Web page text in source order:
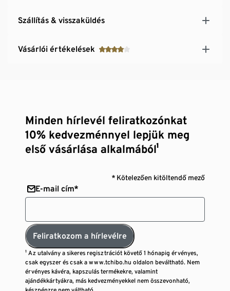
Szállítás & visszaküldés
Vásárlói értékelések
Minden hírlevél feliratkozónkat
10% kedvezménnyel lepjük meg
első vásárlása alkalmából¹
* Kötelezően kitöltendő mező
E-mail cím*
Feliratkozom a hírlevélre
¹ Az utalvány a sikeres regisztrációt követő 1 hónapig érvényes,
csak egyszer és csak a www.tchibo.hu oldalon beváltható. Nem
érvényes kávéra, kapszulás termékekre, valamint
ajándékkártyákra, más kedvezményekkel nem összevonható,